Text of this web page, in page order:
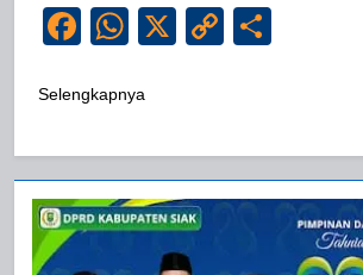
Facebook
WhatsApp
X
Copy
Selengkapnya